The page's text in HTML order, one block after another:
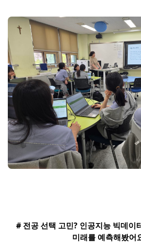
# 전공 선택 고민? 인공지능 빅데이
미래를 예측해봤어